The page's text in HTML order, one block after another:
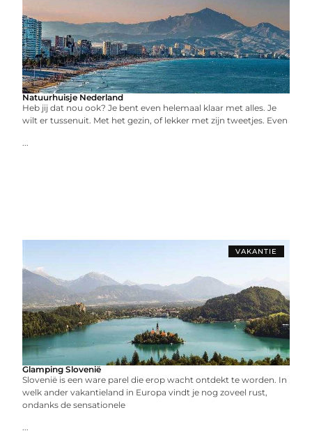
Natuurhuisje Nederland
Heb jij dat nou ook? Je bent even helemaal klaar met alles. Je
wilt er tussenuit. Met het gezin, of lekker met zijn tweetjes. Even
...
VAKANTIE
Glamping Slovenië
Slovenië is een ware parel die erop wacht ontdekt te worden. In
welk ander vakantieland in Europa vindt je nog zoveel rust,
ondanks de sensationele
...